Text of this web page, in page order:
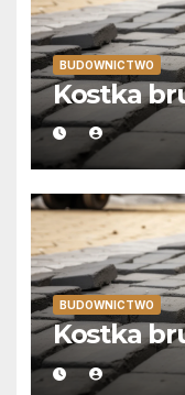
BUDOWNICTWO
Kostka
BUDOWNICTWO
Kostka